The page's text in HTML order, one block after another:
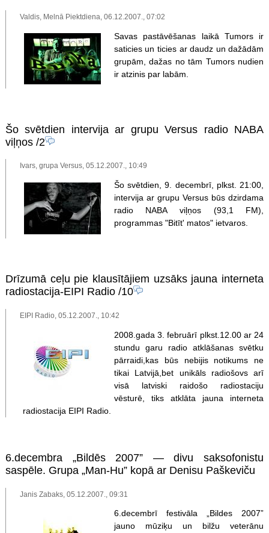
Valdis, Melnā Piektdiena, 06.12.2007., 07:02
Savas pastāvēšanas laikā Tumors ir
saticies un ticies ar daudz un dažādām
grupām, dažas no tām Tumors nudien
ir atzinis par labām.
Šo svētdien intervija ar grupu Versus radio NABA
viļņos/2
Ivars, grupa Versus, 05.12.2007., 10:49
Šo svētdien, 9. decembrī, plkst. 21:00,
intervija ar grupu Versus būs dzirdama
radio NABA viļņos (93,1 FM),
programmas "Bitīt' matos" ietvaros.
Drīzumā ceļu pie klausītājiem uzsāks jauna interneta
radiostacija-EIPI Radio/10
EIPI Radio, 05.12.2007., 10:42
2008.gada 3. februārī plkst.12.00 ar 24
stundu garu radio atklāšanas svētku
pārraidi,kas būs nebijis notikums ne
tikai Latvijā,bet unikāls radiošovs arī
visā latviski raidošo radiostaciju
vēsturē, tiks atklāta jauna interneta
radiostacija EIPI Radio.
6.decembra „Bildēs 2007” — divu saksofonistu
saspēle. Grupa „Man-Hu” kopā ar Denisu Paškeviču
Janis Zabaks, 05.12.2007., 09:31
6.decembrī festivāla „Bildes 2007”
jauno mūziķu un bilžu veterānu